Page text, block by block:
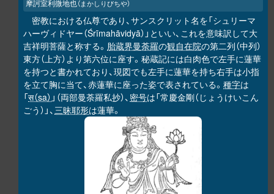
摩訶室利微地也（まかしりびちや）
密教における仏尊であり、サンスクリット名を「シュリーマ
ハーヴィドヤー（Śrīmahāvidyā）」といい、これを意味訳して大
吉祥明菩薩と称する。 胎蔵界曼荼羅の観自在院の第二列（中列）
東方（上方）より第六位に座す。秘蔵記には白肉色で左手に蓮華
を持つと書かれており、現図でも左手に蓮華を持ち右手は小指
を立て胸に当て、赤蓮華に座った姿で表されている。 種字は
「स（sa） 」（両部曼荼羅私抄）、 密号は「常慶金剛（じょうけいこん
ごう）」、三昧耶形は蓮華。